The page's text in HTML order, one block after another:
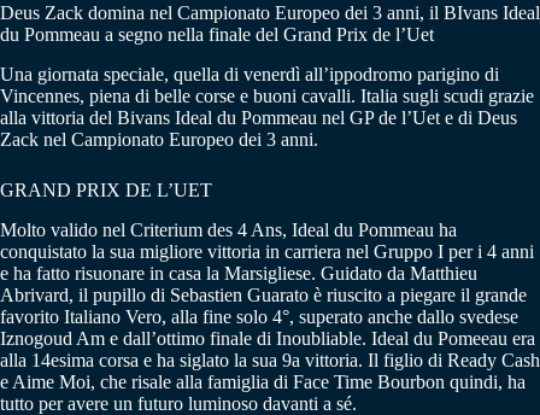
Deus Zack domina nel Campionato Europeo dei 3 anni, il BIvans Ideal
du Pommeau a segno nella finale del Grand Prix de l’Uet
Una giornata speciale, quella di venerdì all’ippodromo parigino di
Vincennes, piena di belle corse e buoni cavalli. Italia sugli scudi grazie
alla vittoria del Bivans Ideal du Pommeau nel GP de l’Uet e di Deus
Zack nel Campionato Europeo dei 3 anni.
GRAND PRIX DE L’UET
Molto valido nel Criterium des 4 Ans, Ideal du Pommeau ha
conquistato la sua migliore vittoria in carriera nel Gruppo I per i 4 anni
e ha fatto risuonare in casa la Marsigliese. Guidato da Matthieu
Abrivard, il pupillo di Sebastien Guarato è riuscito a piegare il grande
favorito Italiano Vero, alla fine solo 4°, superato anche dallo svedese
Iznogoud Am e dall’ottimo finale di Inoubliable. Ideal du Pomeeau era
alla 14esima corsa e ha siglato la sua 9a vittoria. Il figlio di Ready Cash
e Aime Moi, che risale alla famiglia di Face Time Bourbon quindi, ha
tutto per avere un futuro luminoso davanti a sé.